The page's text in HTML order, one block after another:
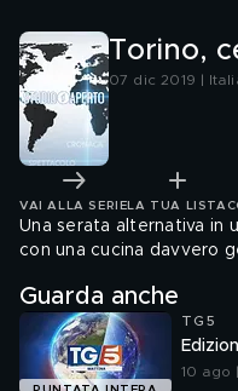
Torino,
07 dic 2019 |
VAI ALLA SERIE LA TUA LISTA
Una serata alternativa in
con una cucina davvero
Guarda anche
TG5
10 ago